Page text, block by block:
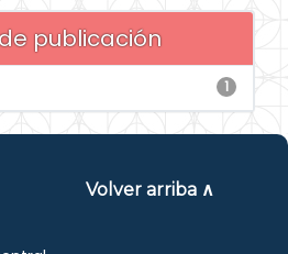
publicación
1
Volver arriba ∧